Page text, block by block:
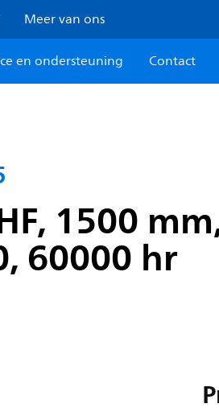
Meer van ons
en ondersteuning Contact
1500
60000 hr